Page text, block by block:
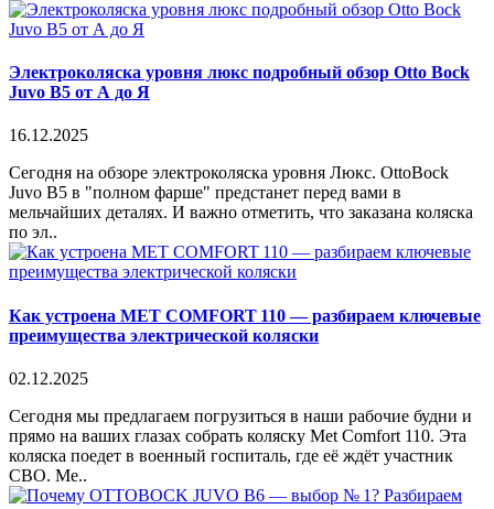
Электроколяска уровня люкс подробный обзор Otto Bock
Juvo B5 от А до Я
16.12.2025
Сегодня на обзоре электроколяска уровня Люкс. OttoBock
Juvo B5 в "полном фарше" предстанет перед вами в
мельчайших деталях. И важно отметить, что заказана коляска
по эл..
Как устроена MET COMFORT 110 — разбираем ключевые
преимущества электрической коляски
02.12.2025
Сегодня мы предлагаем погрузиться в наши рабочие будни и
прямо на ваших глазах собрать коляску Met Comfort 110. Эта
коляска поедет в военный госпиталь, где её ждёт участник
СВО. Me..